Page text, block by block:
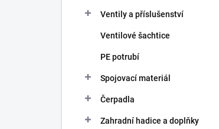
Ventily a příslušenství
Ventilové šachtice
PE potrubí
Spojovací materiál
Čerpadla
Zahradní hadice a doplňky